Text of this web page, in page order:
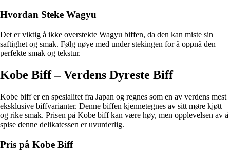
Hvordan Steke Wagyu
Det er viktig å ikke overstekte Wagyu biffen, da den kan miste sin
saftighet og smak. Følg nøye med under stekingen for å oppnå den
perfekte smak og tekstur.
Kobe Biff – Verdens Dyreste Biff
Kobe biff er en spesialitet fra Japan og regnes som en av verdens mest
eksklusive biffvarianter. Denne biffen kjennetegnes av sitt møre kjøtt
og rike smak. Prisen på Kobe biff kan være høy, men opplevelsen av å
spise denne delikatessen er uvurderlig.
Pris på Kobe Biff